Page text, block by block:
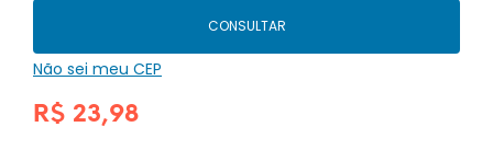
CONSULTAR
Não sei meu CEP
R$ 23,98